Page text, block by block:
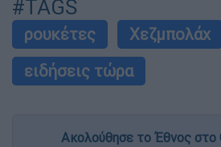
#TAGS
ρουκέτες Χεζμπολάχ
ειδήσεις τώρα
Ακολούθησε το Έθνος στο